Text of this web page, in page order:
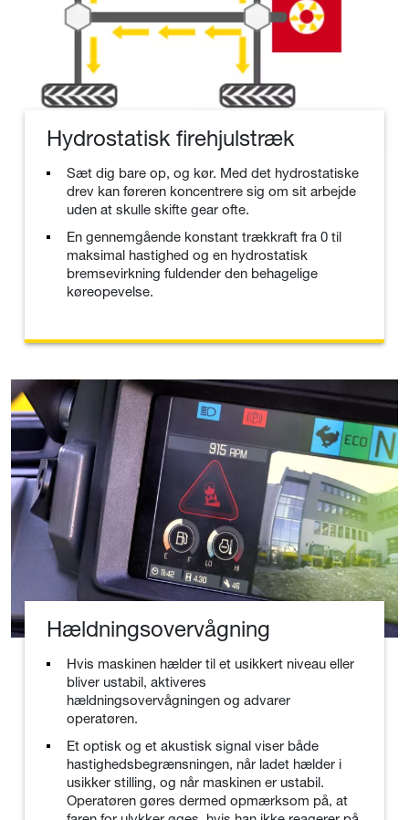
Hydrostatisk firehjulstræk
Sæt dig bare op, og kør. Med det hydrostatiske
drev kan føreren koncentrere sig om sit arbejde
uden at skulle skifte gear ofte.
En gennemgående konstant trækkraft fra 0 til
maksimal hastighed og en hydrostatisk
bremsevirkning fuldender den behagelige
køreopevelse.
Hældningsovervågning
Hvis maskinen hælder til et usikkert niveau eller
bliver ustabil, aktiveres
hældningsovervågningen og advarer
operatøren.
Et optisk og et akustisk signal viser både
hastighedsbegrænsningen, når ladet hælder i
usikker stilling, og når maskinen er ustabil.
Operatøren gøres dermed opmærksom på, at